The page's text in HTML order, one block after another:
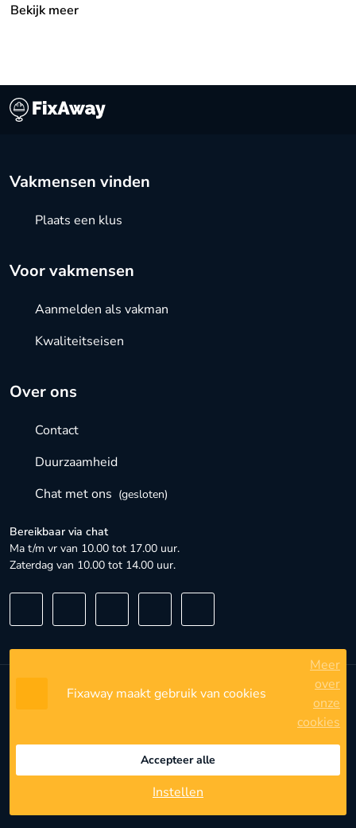
Bekijk meer
Over ons
Contact
Duurzaamheid
Chat met ons (gesloten)
Bereikbaar via chat
Ma t/m vr van 10.00 tot 17.00 uur.
Zaterdag van 10.00 tot 14.00 uur.
Vakmensen vinden
Plaats een klus
Voor vakmensen
Aanmelden als vakman
Kwaliteitseisen
Algemene voorwaarden
Privacyinstellingen
Fixaway maakt gebruik van cookies
Meer
over
onze
cookies
Accepteer alle
Instellen